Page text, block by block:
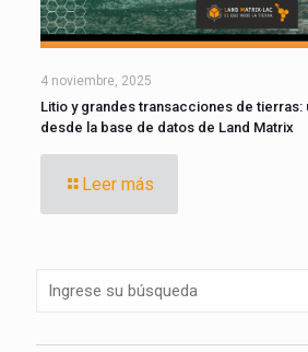
4 noviembre, 2025
Litio y grandes transacciones de tierras:
desde la base de datos de Land Matrix
Leer más